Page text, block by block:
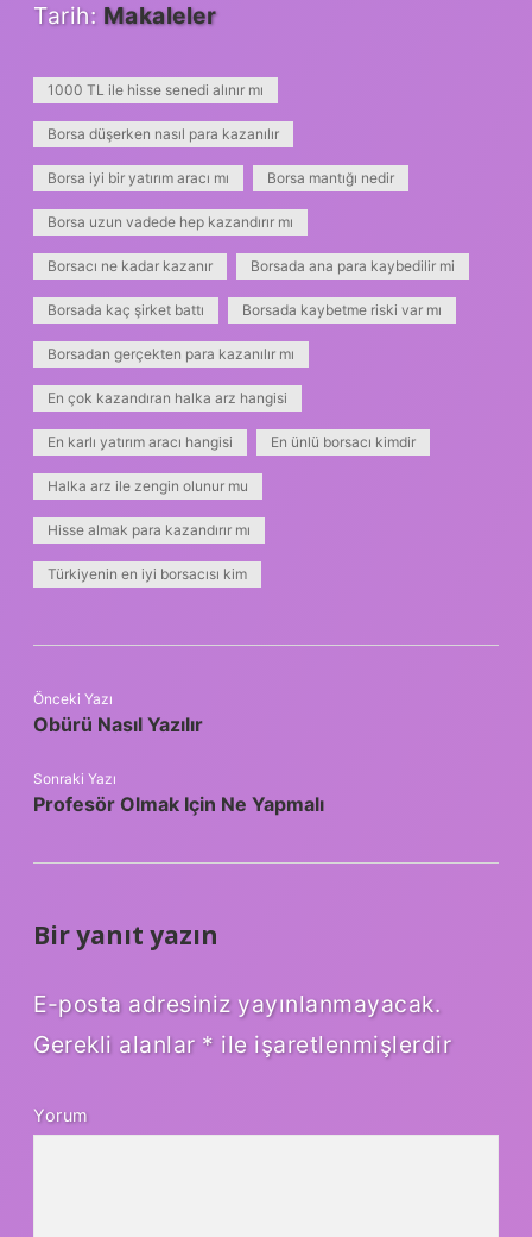
Tarih: Makaleler
1000 TL ile hisse senedi alınır mı
Borsa düşerken nasıl para kazanılır
Borsa iyi bir yatırım aracı mı Borsa mantığı nedir
Borsa uzun vadede hep kazandırır mı
Borsacı ne kadar kazanır Borsada ana para kaybedilir mi
Borsada kaç şirket battı Borsada kaybetme riski var mı
Borsadan gerçekten para kazanılır mı
En çok kazandıran halka arz hangisi
En karlı yatırım aracı hangisi En ünlü borsacı kimdir
Halka arz ile zengin olunur mu
Hisse almak para kazandırır mı
Türkiyenin en iyi borsacısı kim
Önceki Yazı
Obürü Nasıl Yazılır
Sonraki Yazı
Profesör Olmak Için Ne Yapmalı
Bir yanıt yazın
E-posta adresiniz yayınlanmayacak.
Gerekli alanlar * ile işaretlenmişlerdir
Yorum